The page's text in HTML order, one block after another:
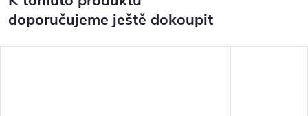
doporučujeme ještě dokoupit